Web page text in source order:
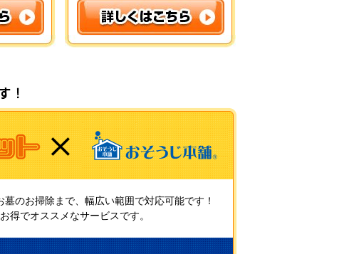
のお掃除まで、幅広い範囲で対応可能です！
得でオススメなサービスです。